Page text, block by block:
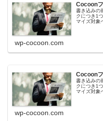
Cocoon
書き込みの
クにつき1
マイズ対象
wp-cocoon.com
Cocoon
書き込みの
クにつき1
マイズ対象
wp-cocoon.com